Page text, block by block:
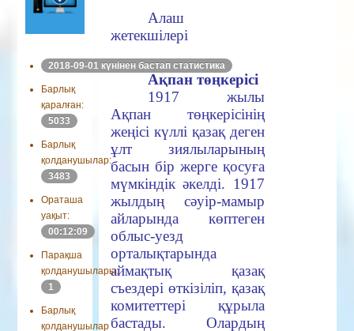
Алаш
жетекшілері
Ақпан төңкерісі
1917 жылы
Ақпан төңкерісінің
жеңісі күллі қазақ деген
ұлт зиялыларының
басын бір жерге қосуға
мүмкіндік әкелді. 1917
жылдың сәуір-мамыр
айларында көптеген
облыс-уезд
орталықтарында
аймақтық қазақ
съездері өткізіліп, қазақ
комитеттері құрыла
бастады. Олардың
2018-09-01 күнінен бастап статистика
Барлық
қаралған:
5033
Барлық
қолданушылар:
3483
Ораташа
уақыт:
00:12:09
Парақша
қолданушылары:
1
Барлық
қолданушылар